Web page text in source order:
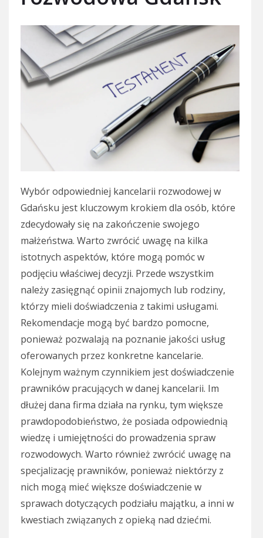
Wybór odpowiedniej kancelarii rozwodowej w
Gdańsku jest kluczowym krokiem dla osób, które
zdecydowały się na zakończenie swojego
małżeństwa. Warto zwrócić uwagę na kilka
istotnych aspektów, które mogą pomóc w
podjęciu właściwej decyzji. Przede wszystkim
należy zasięgnąć opinii znajomych lub rodziny,
którzy mieli doświadczenia z takimi usługami.
Rekomendacje mogą być bardzo pomocne,
ponieważ pozwalają na poznanie jakości usług
oferowanych przez konkretne kancelarie.
Kolejnym ważnym czynnikiem jest doświadczenie
prawników pracujących w danej kancelarii. Im
dłużej dana firma działa na rynku, tym większe
prawdopodobieństwo, że posiada odpowiednią
wiedzę i umiejętności do prowadzenia spraw
rozwodowych. Warto również zwrócić uwagę na
specjalizację prawników, ponieważ niektórzy z
nich mogą mieć większe doświadczenie w
sprawach dotyczących podziału majątku, a inni w
kwestiach związanych z opieką nad dziećmi.